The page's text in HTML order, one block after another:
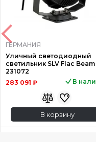
ГЕРМАНИЯ
Уличный светодиодный
светильник SLV Flac Beam
231072
283 091 ₽
В
В корзину